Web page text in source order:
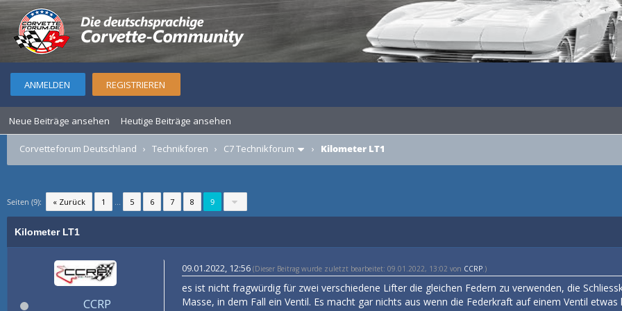
ANMELDEN REGISTRIEREN
Neue Beiträge ansehen Heutige Beiträge ansehen
Corvetteforum Deutschland › Technikforen › C7 Technikforum › Kilometer LT1
Seiten (9): « Zurück 1 ... 5 6 7 8 9
Kilometer LT1
CCRP
09.01.2022, 12:56 (Dieser Beitrag wurde zuletzt bearbeitet: 09.01.2022, 13:02 von CCRP.)
es ist nicht fragwürdig für zwei verschiedene Lifter die gleichen Federn zu verwenden, die
Masse, in dem Fall ein Ventil. Es macht gar nichts aus wenn die Federkraft auf einem Ventil